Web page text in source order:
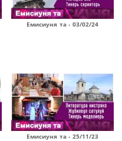
Емисиуня та - 03/02/24
Емисиуня та - 25/11/23